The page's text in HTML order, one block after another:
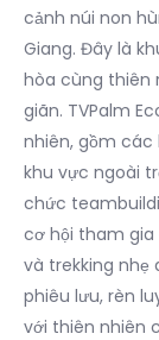
cảnh núi non
Giang. Đây là
hòa cùng thiên
giãn. TVPalm
nhiên, gồm các
khu vực ngoài
chức
cơ hội tham
và trekking nhẹ
phiêu lưu, rèn
với thiên nhiên